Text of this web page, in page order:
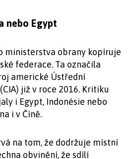
nebo Egypt
ministerstva obrany kopíruje
federace. Ta označila
americké Ústřední
již v roce 2016. Kritiku
i Egypt, Indonésie nebo
i v Číně.
na tom, že dodržuje místní
obvinění, že sdílí